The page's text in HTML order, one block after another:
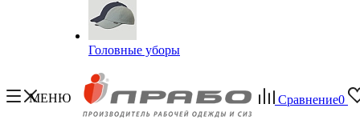
Головные уборы
МЕНЮ Сравнение0